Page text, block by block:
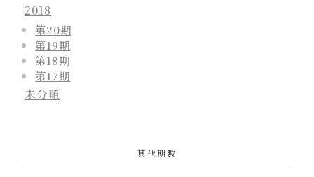
2018
第20期
第19期
第18期
第17期
未分類
其他期數